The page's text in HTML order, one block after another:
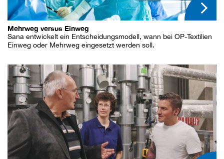
Mehrweg versus Einweg
Sana entwickelt ein Entscheidungsmodell, wann bei OP-Textilien
Einweg oder Mehrweg eingesetzt werden soll.